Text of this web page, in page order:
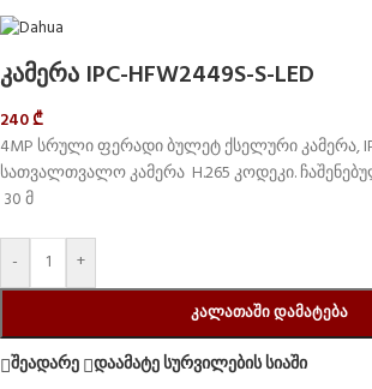
კამერა IPC-HFW2449S-S-LED
240₾
4MP სრული ფერადი ბულეტ ქსელური კამერა,
სათვალთვალო კამერა H.265 კოდეკი.
30 მ
- +
ᲙᲐᲚᲐᲗᲐᲨᲘ ᲓᲐᲛᲐᲢᲔᲑᲐ
შეადარე დაამატე სურვილების სიაში